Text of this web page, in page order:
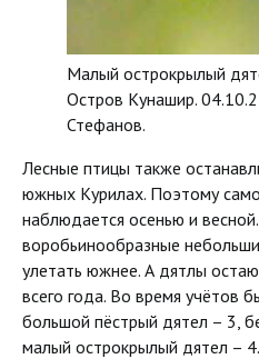
Малый острокрылый
Остров Кунашир.
Стефанов.
Лесные птицы также
южных Курилах. Поэтому
наблюдается осенью и
воробьинообразные
улетать южнее. А дятлы
всего года. Во время учётов
большой пёстрый дятел – 3,
малый острокрылый дятел – 4.